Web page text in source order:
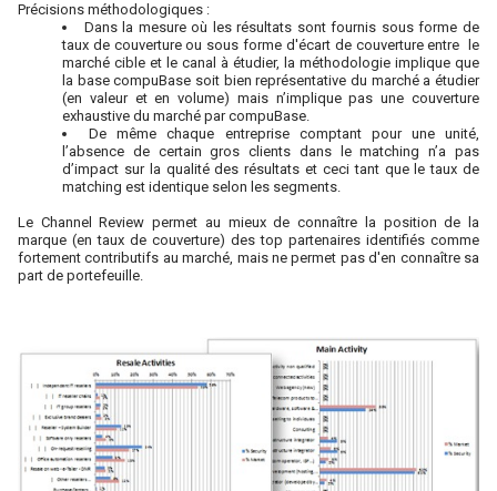
Précisions méthodologiques :
Dans la mesure où les résultats sont fournis sous forme de
taux de couverture ou sous forme d'écart de couverture entre le
marché cible et le canal à étudier, la méthodologie implique que
la base compuBase soit bien représentative du marché a étudier
(en valeur et en volume) mais n’implique pas une couverture
exhaustive du marché par compuBase.
De même chaque entreprise comptant pour une unité,
l’absence de certain gros clients dans le matching n’a pas
d’impact sur la qualité des résultats et ceci tant que le taux de
matching est identique selon les segments.
Le Channel Review permet au mieux de connaître la position de la
marque (en taux de couverture) des top partenaires identifiés comme
fortement contributifs au marché, mais ne permet pas d'en connaître sa
part de portefeuille.